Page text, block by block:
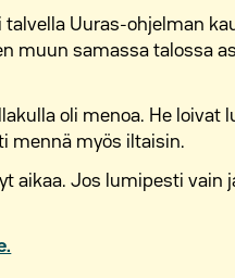
talvella Uuras-ohjelman
muun samassa talossa
oli menoa. He loivat
mennä myös iltaisin.
aikaa. Jos lumipesti vain